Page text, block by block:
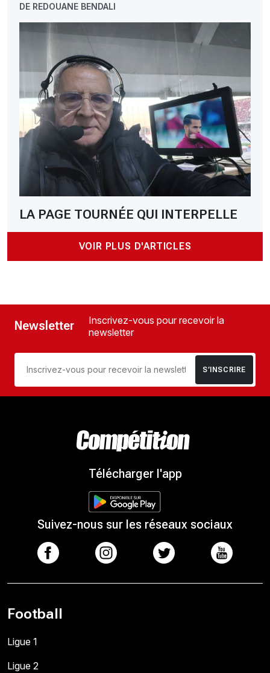
DE REDOUANE BENDALI
LA PAGE TOURNÉE QUI INTERPELLE
VOIR PLUS D'ARTICLES
Newsletter
Inscrivez-vous pour recevoir la
newsletter
S’INSCRIRE
Télécharger l'app
Suivez-nous sur les réseaux sociaux
Football
Ligue 1
Ligue 2